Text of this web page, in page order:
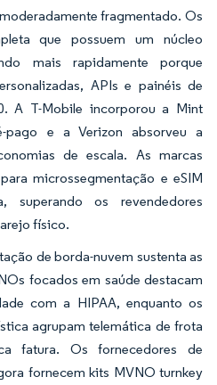
fragmentado. Os
que possuem um núcleo
mais rapidamente porque
APIs e painéis de
A T-Mobile incorporou a Mint
e a Verizon absorveu a
de escala. As marcas
microssegmentação e eSIM
superando os revendedores
físico.
de borda-nuvem sustenta as
focados em saúde destacam
com a HIPAA, enquanto os
agrupam telemática de frota
fatura. Os fornecedores de
fornecem kits MVNO turnkey